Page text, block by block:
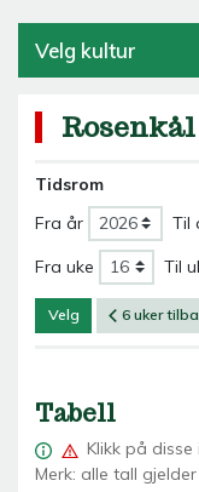
Velg kultur
Rosenkål
Tidsrom
Fra år
Til
Fra uke Til
Velg 6 uker
Tabell
Klikk på disse
Merk: alle tall